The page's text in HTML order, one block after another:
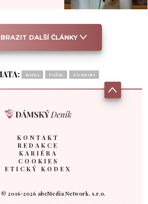
DALŠÍ ČLÁNKY
MATKA POŽÁR ZÁCHRANA
KONTAKT
REDAKCE
KARIÉRA
COOKIES
ETICKÝ KODEX
2016-2026 abcMedia Network, s.r.o.